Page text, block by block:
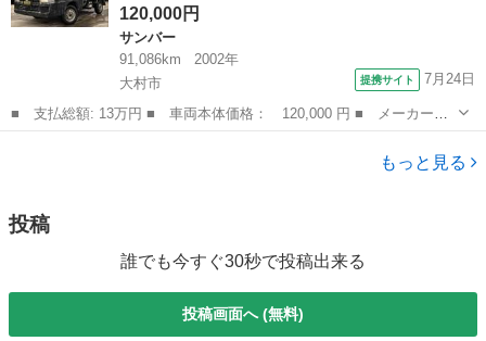
120,000円
サンバー
91,086km
2002年
大村市
提携サイト 7月24日
■ 支払総額: 13万円 ■ 車両本体価格： 120,000 円 ■ メーカー
名： スバル ■ 車種名： サンバートラック ■ グレード名： Ｔ
Ｂ ４ＷＤ ■ 排気量： 660cc ■ ドア枚数： 2D ■ ミッション：
もっと見る
投稿
誰でも今すぐ30秒で投稿出来る
投稿画面へ (無料)